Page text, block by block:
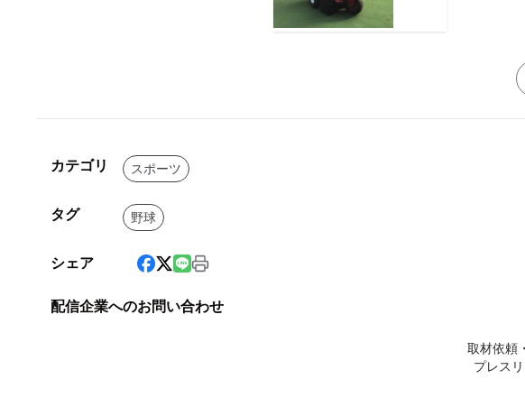
カテゴリ スポーツ
タグ 野球
シェア
配信企業へのお問い合わせ
取材依頼
プレス